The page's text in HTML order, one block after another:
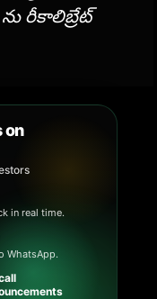
రీకాలిబ్రేట్
on
in real time.
WhatsApp.